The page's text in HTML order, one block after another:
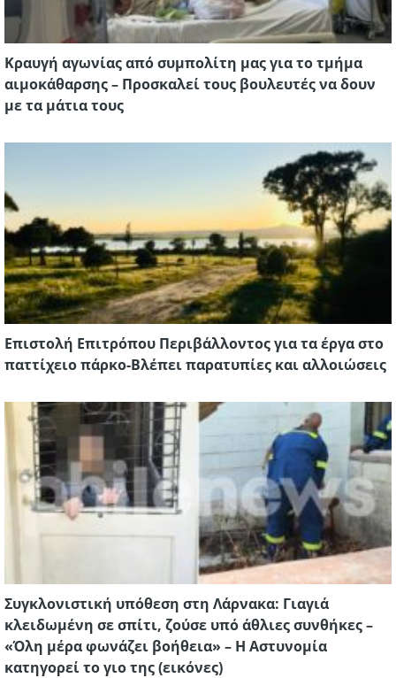
Κραυγή αγωνίας από συμπολίτη μας για το τμήμα
αιμοκάθαρσης – Προσκαλεί τους βουλευτές να δουν
με τα μάτια τους
Eπιστολή Επιτρόπου Περιβάλλοντος για τα έργα στο
παττίχειο πάρκο-Βλέπει παρατυπίες και αλλοιώσεις
Συγκλονιστική υπόθεση στη Λάρνακα: Γιαγιά
κλειδωμένη σε σπίτι, ζούσε υπό άθλιες συνθήκες –
«Όλη μέρα φωνάζει βοήθεια» – Η Αστυνομία
κατηγορεί το γιο της (εικόνες)